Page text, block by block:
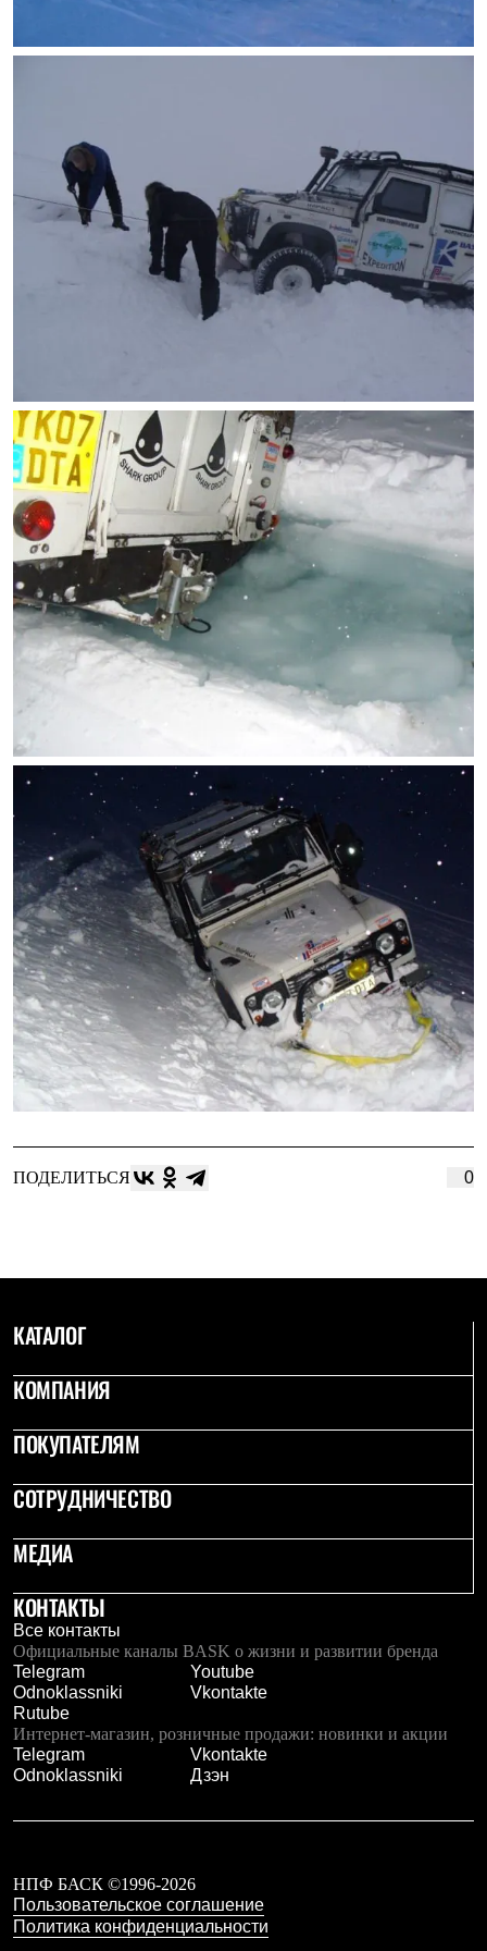
ПОДЕЛИТЬСЯ 0
КАТАЛОГ
КОМПАНИЯ
ПОКУПАТЕЛЯМ
СОТРУДНИЧЕСТВО
МЕДИА
КОНТАКТЫ
Все контакты
Официальные каналы BASK о жизни и развитии бренда
Telegram
Youtube
Odnoklassniki
Vkontakte
Rutube
Интернет-магазин, розничные продажи: новинки и акции
Telegram
Vkontakte
Odnoklassniki
Дзэн
НПФ БАСК ©1996-2026
Пользовательское соглашение
Политика конфиденциальности